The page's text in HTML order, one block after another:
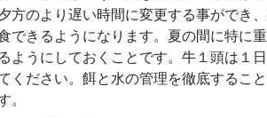
方のより遅い時間に変更する事ができ
できるようになります。夏の間に特に
ようにしておくことです。牛１頭は１
ください。餌と水の管理を徹底するこ
。